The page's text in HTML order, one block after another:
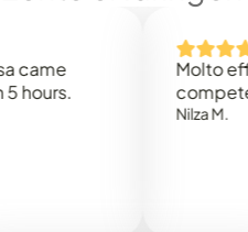
Molto efficace!
competenza!